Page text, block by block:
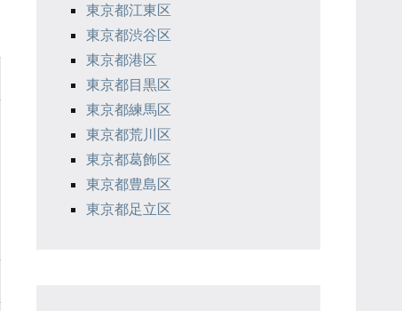
東京都江東区
東京都渋谷区
東京都港区
東京都目黒区
東京都練馬区
東京都荒川区
東京都葛飾区
東京都豊島区
東京都足立区